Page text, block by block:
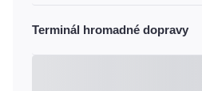
Terminál hromadné dopravy